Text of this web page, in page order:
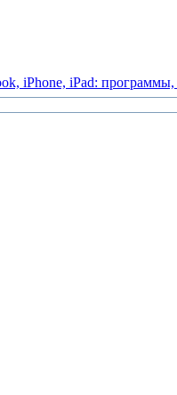
iPhone, iPad: программы,